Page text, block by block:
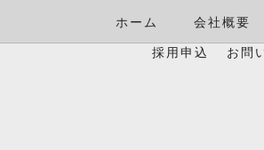
ホーム 会社概要
採用申込
お問